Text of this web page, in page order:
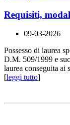
Requisiti,
09-03-2026
Possesso di laurea
D.M. 509/1999 e
laurea conseguita ai
[leggi tutto]